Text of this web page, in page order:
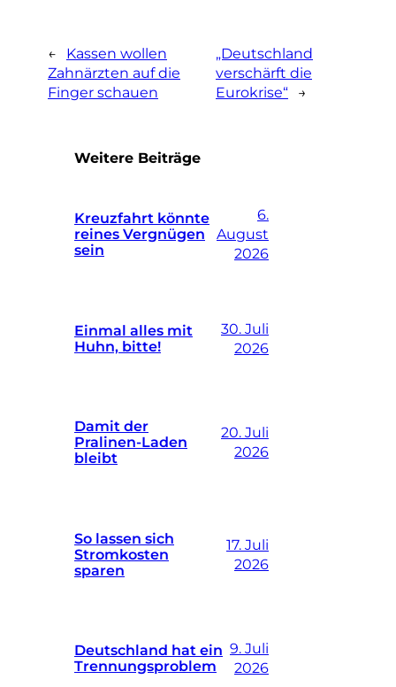
←
Kassen wollen
Zahnärzten auf die
Finger schauen
„Deutschland
verschärft die
Eurokrise“ →
Weitere Beiträge
Kreuzfahrt könnte
reines Vergnügen
sein
6.
August
2026
Einmal alles mit
Huhn, bitte!
30. Juli
2026
Damit der
Pralinen-Laden
bleibt
20. Juli
2026
So lassen sich
Stromkosten
sparen
17. Juli
2026
Deutschland hat ein
Trennungsproblem
9. Juli
2026